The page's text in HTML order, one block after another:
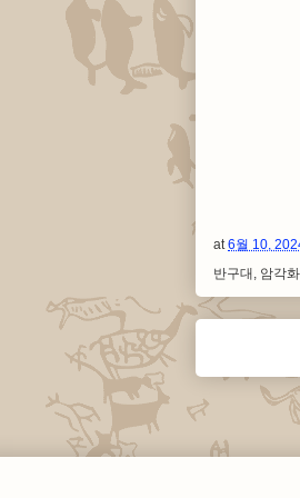
at6월 10,
반구대, 암각